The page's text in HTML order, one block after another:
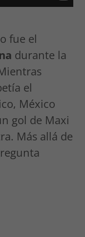
fue el
durante la
el
México
gol de Maxi
Más allá de